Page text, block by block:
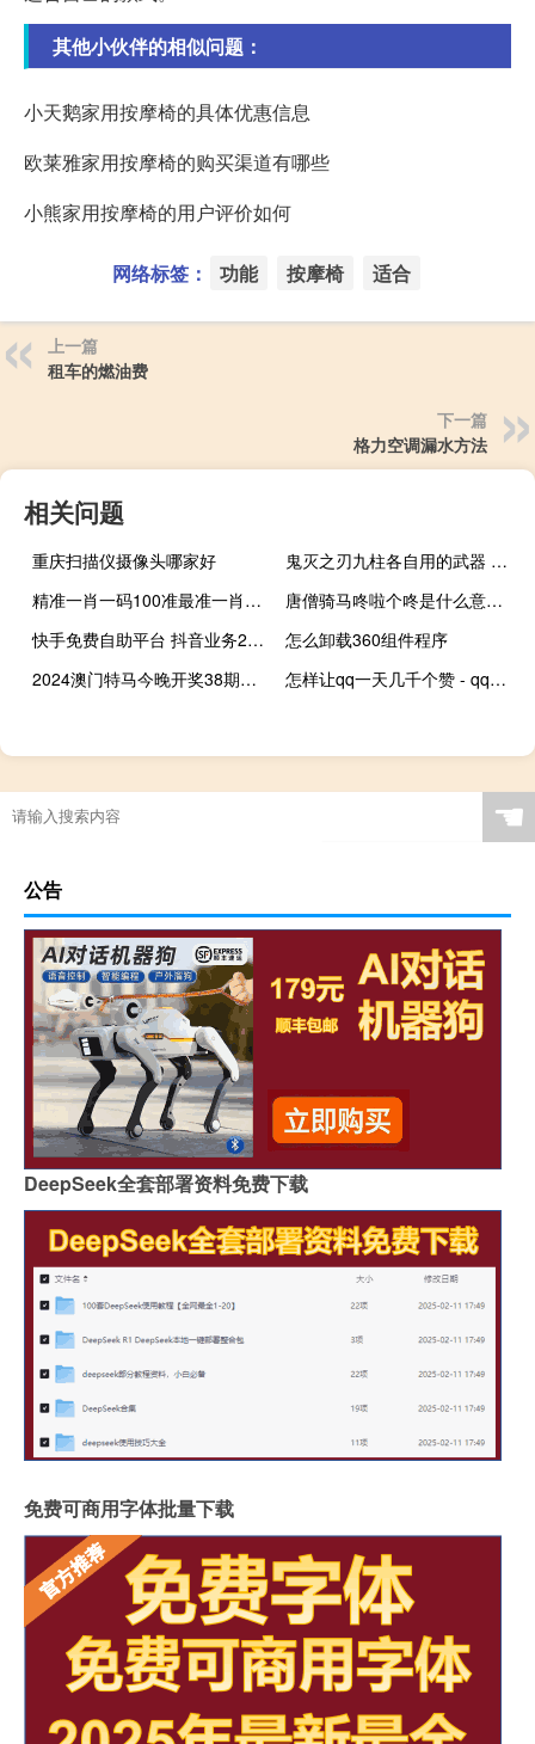
其他小伙伴的相似问题：
小天鹅家用按摩椅的具体优惠信息
欧莱雅家用按摩椅的购买渠道有哪些
小熊家用按摩椅的用户评价如何
网络标签： 功能 按摩椅 适合
上一篇
租车的燃油费
下一篇
格力空调漏水方法
相关问题
重庆扫描仪摄像头哪家好
鬼灭之刃九柱各自用的武器 鬼灭之刃第四季九柱集训
精准一肖一码100准最准一肖_一_作答解释落实的民间信仰_主页版v064.214
唐僧骑马咚啦个咚是什么意思 唐僧骑马咚那个咚儿歌
快手免费自助平台 抖音业务24小时免费下单平台(快手免费下单网站)
怎么卸载360组件程序
2024澳门特马今晚开奖38期_结论释义解释落实_主页版v581.743
怎样让qq一天几千个赞 - qq钻业务网
☚
公告
DeepSeek全套部署资料免费下载
免费可商用字体批量下载